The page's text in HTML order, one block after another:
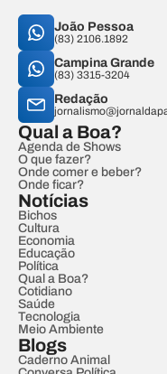
João Pessoa
(83) 2106.1892
Campina Grande
(83) 3315-3204
Redação
Qual a Boa?
Agenda de Shows
O que fazer?
Onde comer e beber?
Onde ficar?
Notícias
Bichos
Cultura
Economia
Educação
Política
Qual a Boa?
Cotidiano
Saúde
Tecnologia
Meio Ambiente
Blogs
Caderno Animal